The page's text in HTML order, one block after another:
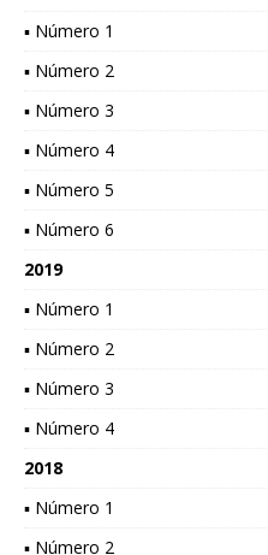
▪ Número 1
▪ Número 2
▪ Número 3
▪ Número 4
▪ Número 5
▪ Número 6
2019
▪ Número 1
▪ Número 2
▪ Número 3
▪ Número 4
2018
▪ Número 1
▪ Número 2